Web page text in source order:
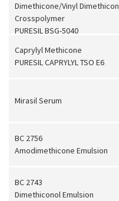
Dimethicone/Vinyl
Crosspolymer
PURESIL BSG-5040
Caprylyl Methicone
PURESIL CAPRYLYL TSO E6
Mirasil Serum
BC 2756
Amodimethicone Emulsion
BC 2743
Dimethiconol Emulsion